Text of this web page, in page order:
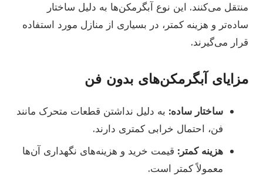
منتقل می‌کنند. این نوع آبگرمکن‌ها به دلیل ساختار
ساده‌تر و هزینه کمتر، در بسیاری از منازل مورد استفاده
قرار می‌گیرند.
مزایای آبگرمکن‌های بدون فن
ساختار ساده: به دلیل نداشتن قطعات متحرک مانند
فن، احتمال خرابی کمتری دارند.
هزینه کمتر: قیمت خرید و هزینه‌های نگهداری آن‌ها
معمولاً کمتر است.